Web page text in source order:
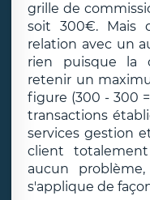
grille de
soit 300€. Mais
relation avec un
rien puisque la
retenir un
figure (300 - 300
transactions
services gestion
client
aucun
s'applique de